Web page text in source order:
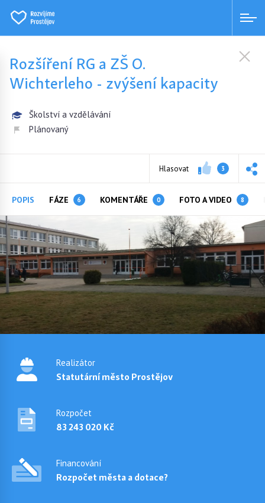
Rozšíření RG a ZŠ O.
Wichterleho - zvýšení kapacity
Školství a vzdělávání
Plánovaný
Hlasovat 3
POPIS FÁZE 6 KOMENTÁŘE 0 FOTO A VIDEO 8
Realizátor
Statutární město Prostějov
Rozpočet
83 243 020 Kč
Financování
Rozpočet města a dotace?